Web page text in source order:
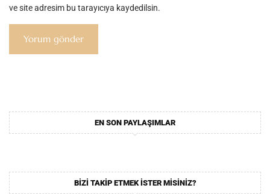
ve site adresim bu tarayıcıya kaydedilsin.
EN SON PAYLAŞIMLAR
BIZI TAKIP ETMEK ISTER MISINIZ?